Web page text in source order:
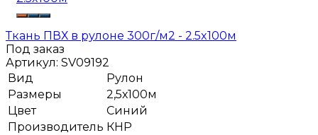
Ткань ПВХ в рулоне 300г/м2 - 2.5x100м
Под заказ
Артикул: SV09192
Вид
Рулон
Размеры
2,5х100м
Цвет
Синий
Производитель КНР